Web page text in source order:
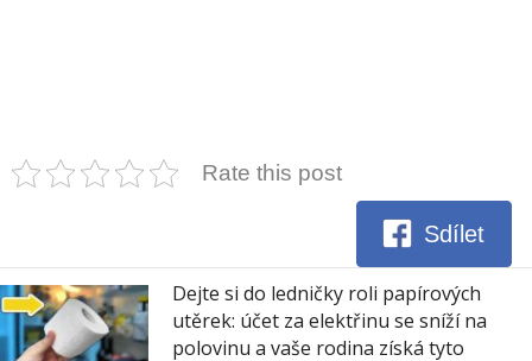
Rate this post
Sdílet
Dejte si do ledničky roli papírových
utěrek: účet za elektřinu se sníží na
polovinu a vaše rodina získá tyto